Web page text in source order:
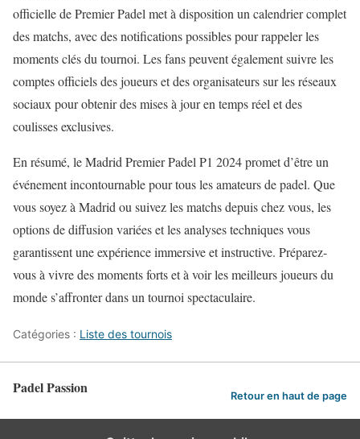
officielle de Premier Padel met à disposition un calendrier complet
des matchs, avec des notifications possibles pour rappeler les
moments clés du tournoi. Les fans peuvent également suivre les
comptes officiels des joueurs et des organisateurs sur les réseaux
sociaux pour obtenir des mises à jour en temps réel et des
coulisses exclusives.
En résumé, le Madrid Premier Padel P1 2024 promet d’être un
événement incontournable pour tous les amateurs de padel. Que
vous soyez à Madrid ou suivez les matchs depuis chez vous, les
options de diffusion variées et les analyses techniques vous
garantissent une expérience immersive et instructive. Préparez-
vous à vivre des moments forts et à voir les meilleurs joueurs du
monde s’affronter dans un tournoi spectaculaire.
Catégories : Liste des tournois
Padel Passion Retour en haut de page